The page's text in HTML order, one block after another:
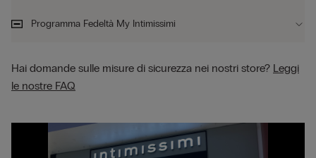
Programma Fedeltà My Intimissimi
Hai domande sulle misure di sicurezza nei nostri store? Leggi
le nostre FAQ